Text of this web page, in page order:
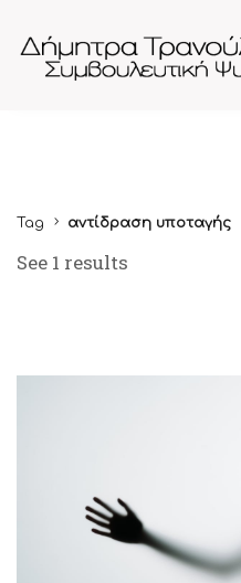
Tag αντίδραση υποταγής
See 1 results